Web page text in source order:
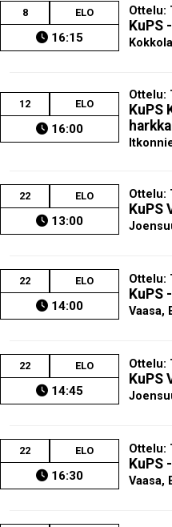
8 ELO
16:15
Ottelu:
KuPS
12 ELO
16:00
Ottelu:
KuPS
22 ELO
13:00
Ottelu:
KuPS
22 ELO
14:00
Ottelu:
KuPS
Vaasa,
22 ELO
14:45
Ottelu:
KuPS
22 ELO
16:30
Ottelu:
KuPS
Vaasa,